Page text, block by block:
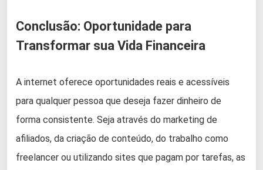
Conclusão: Oportunidade para
Transformar sua Vida Financeira
A internet oferece oportunidades reais e acessíveis
para qualquer pessoa que deseja fazer dinheiro de
forma consistente. Seja através do marketing de
afiliados, da criação de conteúdo, do trabalho como
freelancer ou utilizando sites que pagam por tarefas, as